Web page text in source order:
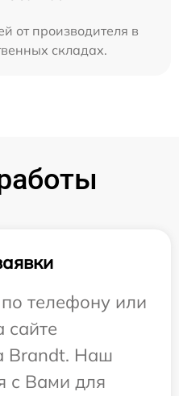
от производителя в
складах.
телефону или
сайте
Brandt. Наш
с Вами для